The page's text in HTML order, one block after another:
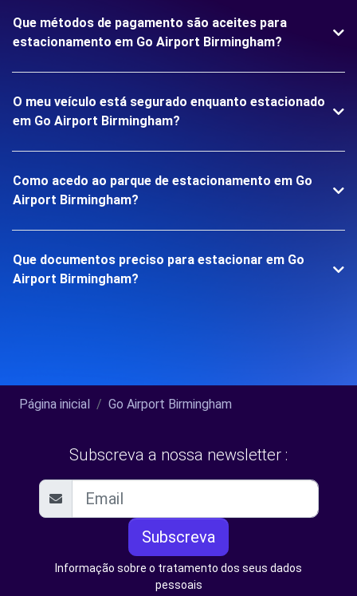
Que métodos de pagamento são aceites para
estacionamento em Go Airport Birmingham?
O meu veículo está segurado enquanto estacionado
em Go Airport Birmingham?
Como acedo ao parque de estacionamento em Go
Airport Birmingham?
Que documentos preciso para estacionar em Go
Airport Birmingham?
Página inicial Go Airport Birmingham
Subscreva a nossa newsletter :
Subscreva
Informação sobre o tratamento dos seus dados
pessoais